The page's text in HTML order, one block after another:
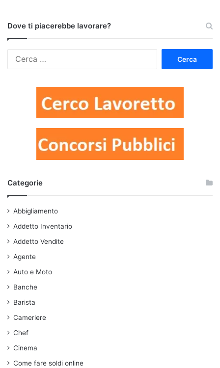
Dove ti piacerebbe lavorare?
Categorie
Abbigliamento
Addetto Inventario
Addetto Vendite
Agente
Auto e Moto
Banche
Barista
Cameriere
Chef
Cinema
Come fare soldi online